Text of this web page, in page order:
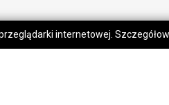
internetowej.